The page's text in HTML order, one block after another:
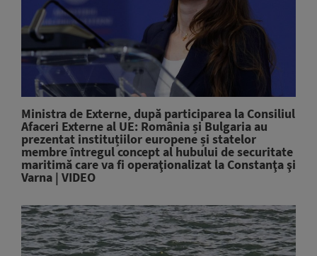
Ministra de Externe, după participarea la Consiliul
Afaceri Externe al UE: România și Bulgaria au
prezentat instituțiilor europene și statelor
membre întregul concept al hubului de securitate
maritimă care va fi operaţionalizat la Constanţa şi
Varna | VIDEO